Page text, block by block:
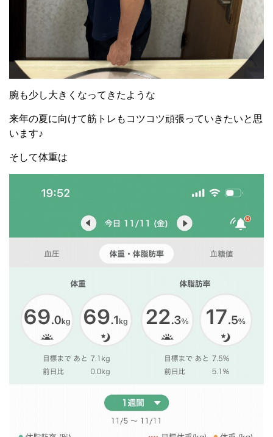
腕も少し大きくなってきたような
来年の夏に向けて筋トレもコツコツ頑張っていきたいと思
います♪
そして体重は